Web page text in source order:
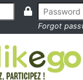
Forgot